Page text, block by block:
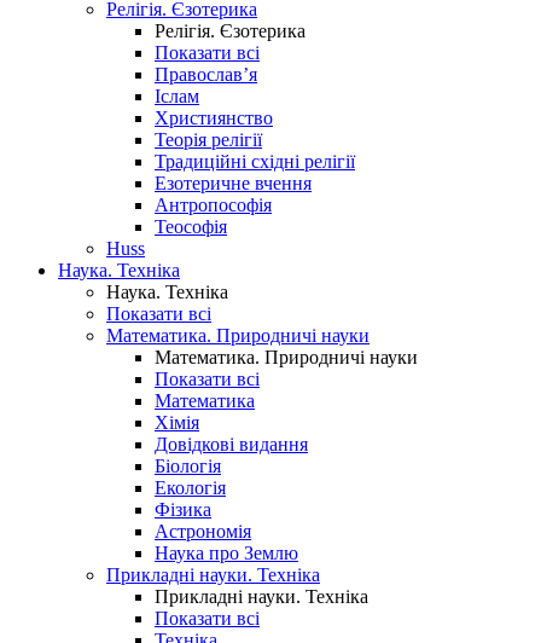
Релігія. Єзотерика
Релігія. Єзотерика
Показати всі
Православ’я
Іслам
Християнство
Теорія релігії
Традиційні східні релігії
Езотеричне вчення
Антропософія
Теософія
Huss
Наука. Техніка
Наука. Техніка
Показати всі
Математика. Природничі науки
Математика. Природничі науки
Показати всі
Математика
Хімія
Довідкові видання
Біологія
Екологія
Фізика
Астрономія
Наука про Землю
Прикладні науки. Техніка
Прикладні науки. Техніка
Показати всі